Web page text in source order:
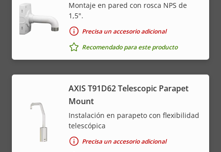
Montaje en pared con rosca NPS de
1,5".
Precisa un accesorio adicional
Recomendado para este producto
AXIS T91D62 Telescopic Parapet
Mount
Instalación en parapeto con flexibilidad
telescópica
Precisa un accesorio adicional